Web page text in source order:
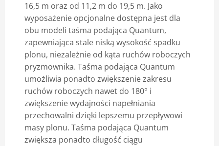
16,5 m oraz od 11,2 m do 19,5 m. Jako
wyposażenie opcjonalne dostępna jest dla
obu modeli taśma podająca Quantum,
zapewniająca stale niską wysokość spadku
plonu, niezależnie od kąta ruchów roboczych
pryzmownika. Taśma podająca Quantum
umożliwia ponadto zwiększenie zakresu
ruchów roboczych nawet do 180° i
zwiększenie wydajności napełniania
przechowalni dzięki lepszemu przepływowi
masy plonu. Taśma podająca Quantum
zwiększa ponadto długość ciągu